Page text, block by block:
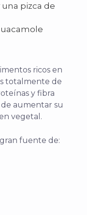
pizca de
ricos en
totalmente de
y fibra
aumentar su
vegetal.
fuente de: